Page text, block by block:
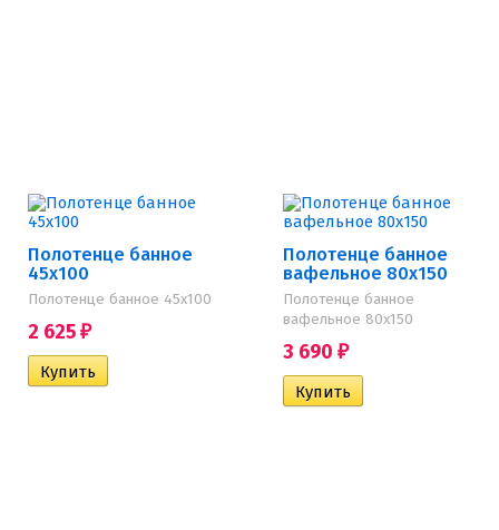
Полотенце банное
45х100
Полотенце банное 45х100
2 625 ₽
Полотенце банное
вафельное 80х150
Полотенце банное
вафельное 80х150
3 690 ₽